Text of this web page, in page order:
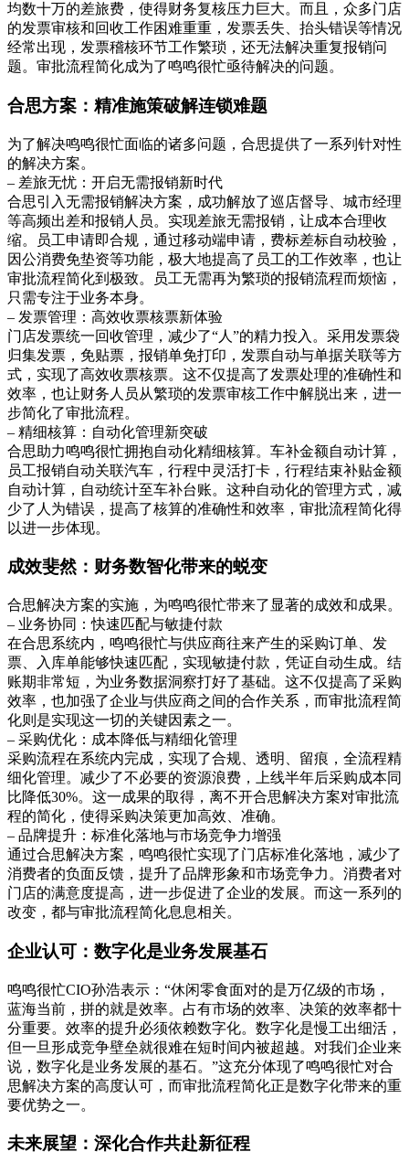
均数十万的差旅费，使得财务复核压力巨大。而且，众多门店
的发票审核和回收工作困难重重，发票丢失、抬头错误等情况
经常出现，发票稽核环节工作繁琐，还无法解决重复报销问
题。审批流程简化成为了鸣鸣很忙亟待解决的问题。
合思方案：精准施策破解连锁难题
为了解决鸣鸣很忙面临的诸多问题，合思提供了一系列针对性
的解决方案。
– 差旅无忧：开启无需报销新时代
合思引入无需报销解决方案，成功解放了巡店督导、城市经理
等高频出差和报销人员。实现差旅无需报销，让成本合理收
缩。员工申请即合规，通过移动端申请，费标差标自动校验，
因公消费免垫资等功能，极大地提高了员工的工作效率，也让
审批流程简化到极致。员工无需再为繁琐的报销流程而烦恼，
只需专注于业务本身。
– 发票管理：高效收票核票新体验
门店发票统一回收管理，减少了“人”的精力投入。采用发票袋
归集发票，免贴票，报销单免打印，发票自动与单据关联等方
式，实现了高效收票核票。这不仅提高了发票处理的准确性和
效率，也让财务人员从繁琐的发票审核工作中解脱出来，进一
步简化了审批流程。
– 精细核算：自动化管理新突破
合思助力鸣鸣很忙拥抱自动化精细核算。车补金额自动计算，
员工报销自动关联汽车，行程中灵活打卡，行程结束补贴金额
自动计算，自动统计至车补台账。这种自动化的管理方式，减
少了人为错误，提高了核算的准确性和效率，审批流程简化得
以进一步体现。
成效斐然：财务数智化带来的蜕变
合思解决方案的实施，为鸣鸣很忙带来了显著的成效和成果。
– 业务协同：快速匹配与敏捷付款
在合思系统内，鸣鸣很忙与供应商往来产生的采购订单、发
票、入库单能够快速匹配，实现敏捷付款，凭证自动生成。结
账期非常短，为业务数据洞察打好了基础。这不仅提高了采购
效率，也加强了企业与供应商之间的合作关系，而审批流程简
化则是实现这一切的关键因素之一。
– 采购优化：成本降低与精细化管理
采购流程在系统内完成，实现了合规、透明、留痕，全流程精
细化管理。减少了不必要的资源浪费，上线半年后采购成本同
比降低30%。这一成果的取得，离不开合思解决方案对审批流
程的简化，使得采购决策更加高效、准确。
– 品牌提升：标准化落地与市场竞争力增强
通过合思解决方案，鸣鸣很忙实现了门店标准化落地，减少了
消费者的负面反馈，提升了品牌形象和市场竞争力。消费者对
门店的满意度提高，进一步促进了企业的发展。而这一系列的
改变，都与审批流程简化息息相关。
企业认可：数字化是业务发展基石
鸣鸣很忙CIO孙浩表示：“休闲零食面对的是万亿级的市场，
蓝海当前，拼的就是效率。占有市场的效率、决策的效率都十
分重要。效率的提升必须依赖数字化。数字化是慢工出细活，
但一旦形成竞争壁垒就很难在短时间内被超越。对我们企业来
说，数字化是业务发展的基石。”这充分体现了鸣鸣很忙对合
思解决方案的高度认可，而审批流程简化正是数字化带来的重
要优势之一。
未来展望：深化合作共赴新征程